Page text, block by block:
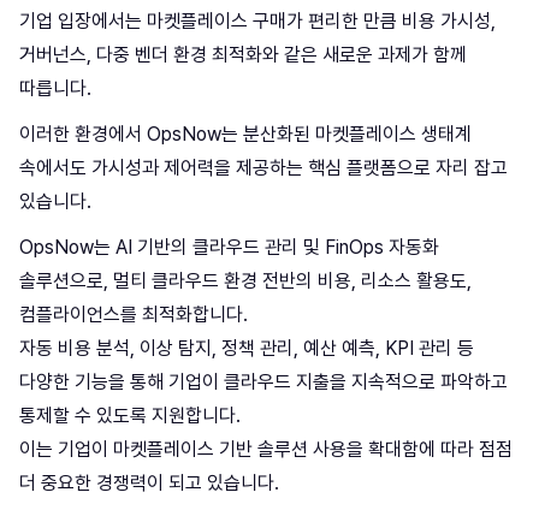
기업 입장에서는 마켓플레이스 구매가 편리한 만큼 비용 가시성,
거버넌스, 다중 벤더 환경 최적화와 같은 새로운 과제가 함께
따릅니다.
이러한 환경에서 OpsNow는 분산화된 마켓플레이스 생태계
속에서도 가시성과 제어력을 제공하는 핵심 플랫폼으로 자리 잡고
있습니다.
OpsNow는 AI 기반의 클라우드 관리 및 FinOps 자동화
솔루션으로, 멀티 클라우드 환경 전반의 비용, 리소스 활용도,
컴플라이언스를 최적화합니다.
자동 비용 분석, 이상 탐지, 정책 관리, 예산 예측, KPI 관리 등
다양한 기능을 통해 기업이 클라우드 지출을 지속적으로 파악하고
통제할 수 있도록 지원합니다.
이는 기업이 마켓플레이스 기반 솔루션 사용을 확대함에 따라 점점
더 중요한 경쟁력이 되고 있습니다.